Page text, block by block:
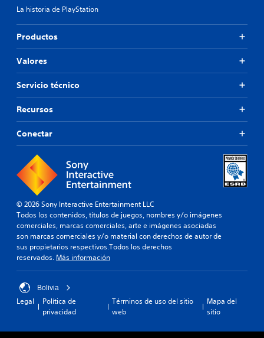
La historia de PlayStation
Productos
Valores
Servicio técnico
Recursos
Conectar
© 2026 Sony Interactive Entertainment LLC
Todos los contenidos, títulos de juegos, nombres y/o imágenes
comerciales, marcas comerciales, arte e imágenes asociadas
son marcas comerciales y/o material con derechos de autor de
sus propietarios respectivos.Todos los derechos
reservados. Más información
Bolivia
Legal
Política de
privacidad
Términos de uso del sitio
web
Mapa del
sitio